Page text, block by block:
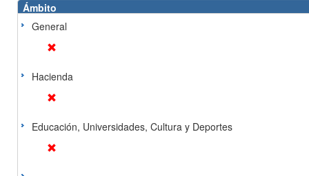
Ámbito
General
Hacienda
Educación, Universidades, Cultura y Deportes